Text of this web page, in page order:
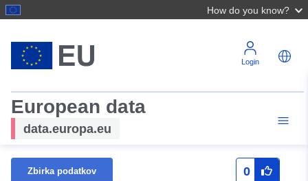
How do you know?
Login
European data
data.europa.eu
Zbirka podatkov 0